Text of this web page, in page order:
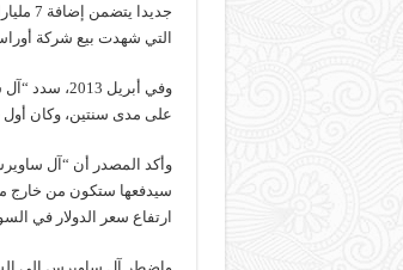
التي شهدت بيع شركة
على مدى سنتين، وكان أول قسط منها سيتم
وأكد المصدر أن “آل
سيدفعها ستكون من خارج
ارتفاع سعر الدولار في